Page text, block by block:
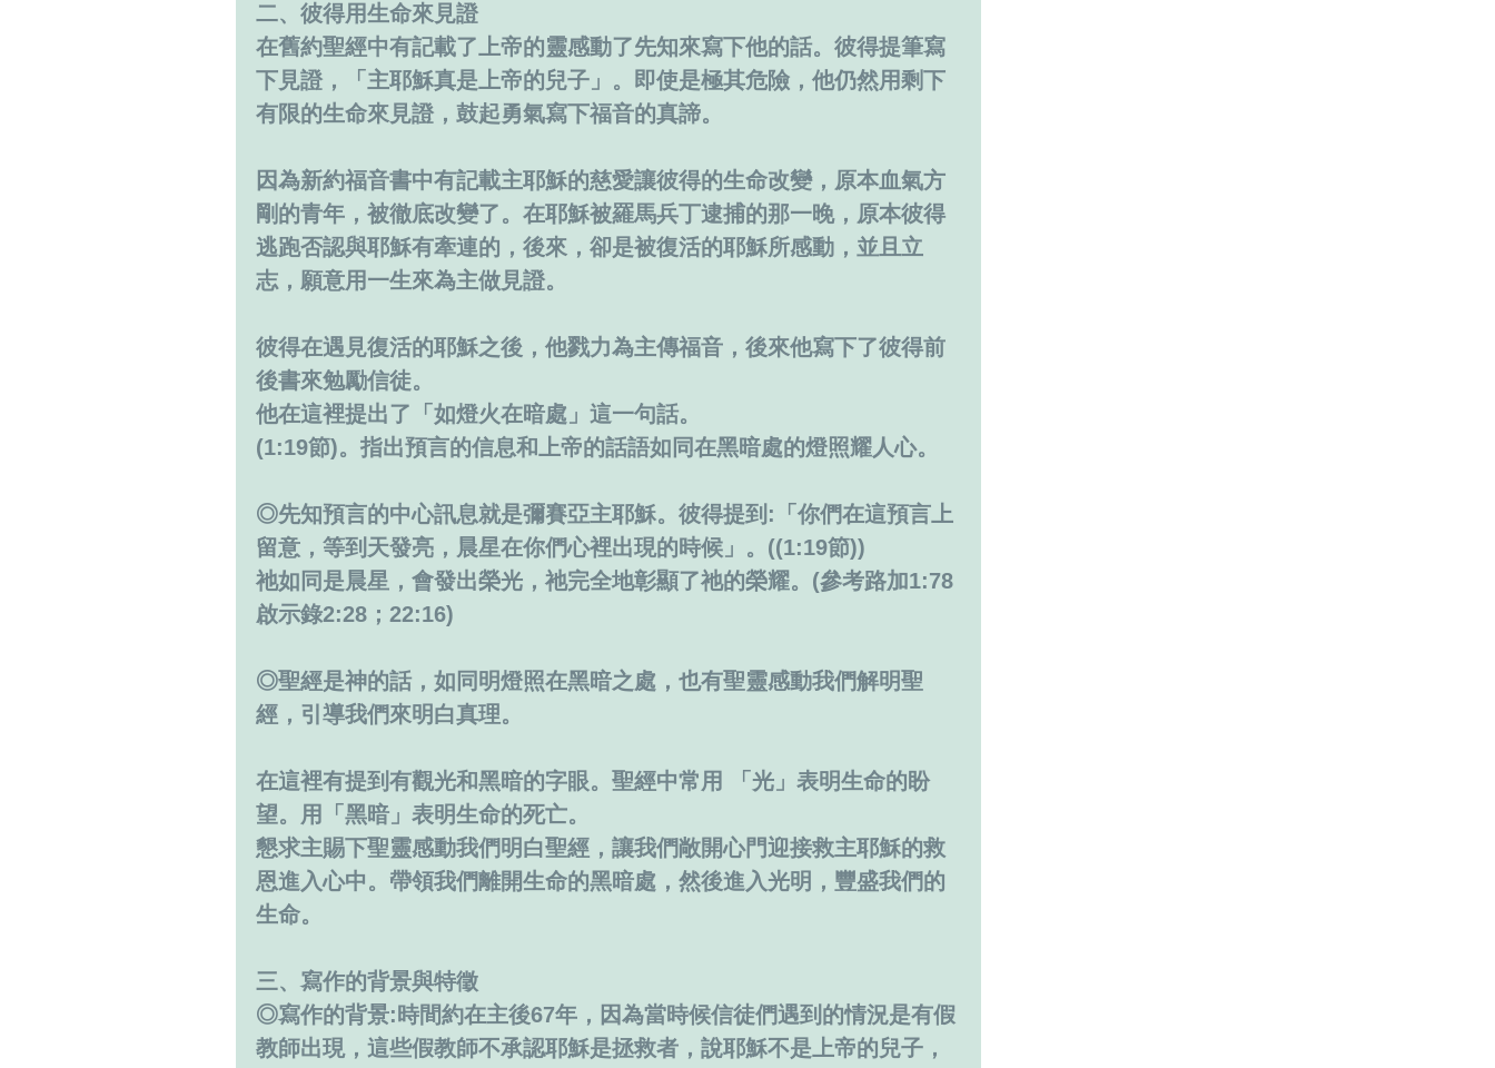
二、彼得用生命來見證
在舊約聖經中有記載了上帝的靈感動了先知來寫下他的話。彼得提筆寫
下見證，「主耶穌真是上帝的兒子」。即使是極其危險，他仍然用剩下
有限的生命來見證，鼓起勇氣寫下福音的真諦。
因為新約福音書中有記載主耶穌的慈愛讓彼得的生命改變，原本血氣方
剛的青年，被徹底改變了。在耶穌被羅馬兵丁逮捕的那一晚，原本彼得
逃跑否認與耶穌有牽連的，後來，卻是被復活的耶穌所感動，並且立
志，願意用一生來為主做見證。
彼得在遇見復活的耶穌之後，他戮力為主傳福音，後來他寫下了彼得前
後書來勉勵信徒。
他在這裡提出了「如燈火在暗處」這一句話。
(1:19節)。指出預言的信息和上帝的話語如同在黑暗處的燈照耀人心。
◎先知預言的中心訊息就是彌賽亞主耶穌。彼得提到:「你們在這預言上
留意，等到天發亮，晨星在你們心裡出現的時候」。((1:19節))
祂如同是晨星，會發出榮光，祂完全地彰顯了祂的榮耀。(參考路加1:78
啟示錄2:28；22:16)
◎聖經是神的話，如同明燈照在黑暗之處，也有聖靈感動我們解明聖
經，引導我們來明白真理。
在這裡有提到有觀光和黑暗的字眼。聖經中常用 「光」表明生命的盼
望。用「黑暗」表明生命的死亡。
懇求主賜下聖靈感動我們明白聖經，讓我們敞開心門迎接救主耶穌的救
恩進入心中。帶領我們離開生命的黑暗處，然後進入光明，豐盛我們的
生命。
三、寫作的背景與特徵
◎寫作的背景:時間約在主後67年，因為當時候信徒們遇到的情況是有假
教師出現，這些假教師不承認耶穌是拯救者，說耶穌不是上帝的兒子，